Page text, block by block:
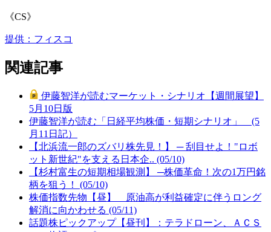
《CS》
提供：フィスコ
関連記事
伊藤智洋が読むマーケット・シナリオ【週間展望】
5月10日版
伊藤智洋が読む「日経平均株価・短期シナリオ」 (5
月11日記）
【北浜流一郎のズバリ株先見！】 ─ 刮目せよ！"ロボ
ット新世紀"を支える日本企.. (05/10)
【杉村富生の短期相場観測】 ─株価革命！次の1万円銘
柄を狙う！ (05/10)
株価指数先物【昼】 原油高が利益確定に伴うロング
解消に向かわせる (05/11)
話題株ピックアップ【昼刊】：テラドローン、ＡＣＳ